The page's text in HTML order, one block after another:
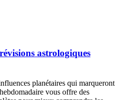
astrologiques
planétaires qui marqueront
vous offre des